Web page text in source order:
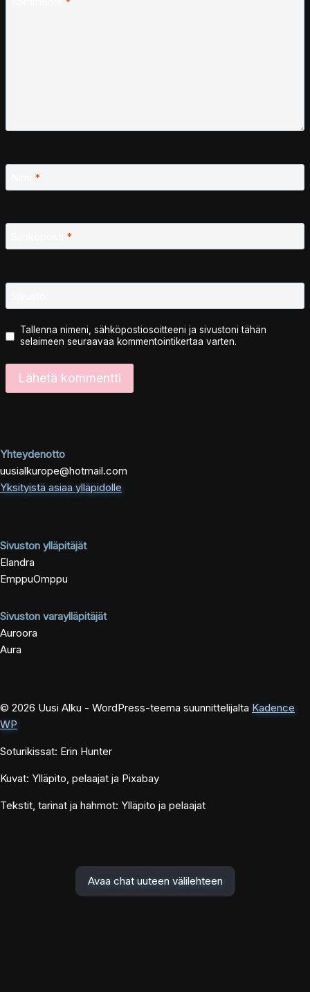
*
*
Tallenna nimeni, sähköpostiosoitteeni ja sivustoni tähän
selaimeen seuraavaa kommentointikertaa varten.
Yhteydenotto
uusialkurope@hotmail.com
Yksityistä asiaa ylläpidolle
Sivuston ylläpitäjät
Elandra
EmppuOmppu
Sivuston varaylläpitäjät
Auroora
Aura
© 2026 Uusi Alku - WordPress-teema suunnittelijalta Kadence
WP
Soturikissat: Erin Hunter
Kuvat: Ylläpito, pelaajat ja Pixabay
Tekstit, tarinat ja hahmot: Ylläpito ja pelaajat
Avaa chat uuteen välilehteen